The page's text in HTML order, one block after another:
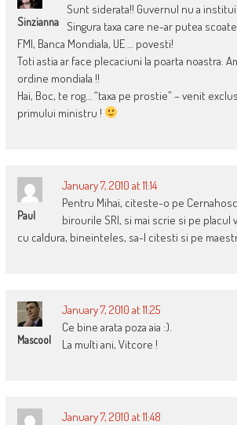
Sinzianna
Sunt siderata!! Guvernul nu a
Singura taxa care ne-ar putea
FMI, Banca Mondiala, UE … povesti!
Toti astia ar face plecaciuni la poarta noastra.
ordine mondiala !!
Hai, Boc, te rog… “taxa pe prostie” – venit
primului ministru !
Paul
January 7, 2010 at 11:14
Pentru Mihai, citeste-o pe
birourile SRI, si mai scrie si pe
cu caldura, bineinteles, sa-l citesti si pe
Mascool
January 7, 2010 at 11:25
Ce bine arata poza aia :).
La multi ani, Vitcore !
January 7, 2010 at 11:48